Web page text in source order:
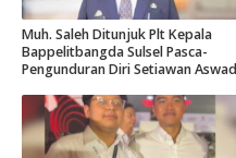
Muh. Saleh Ditunjuk Plt Kepala
Bappelitbangda Sulsel Pasca-
Pengunduran Diri Setiawan Aswad